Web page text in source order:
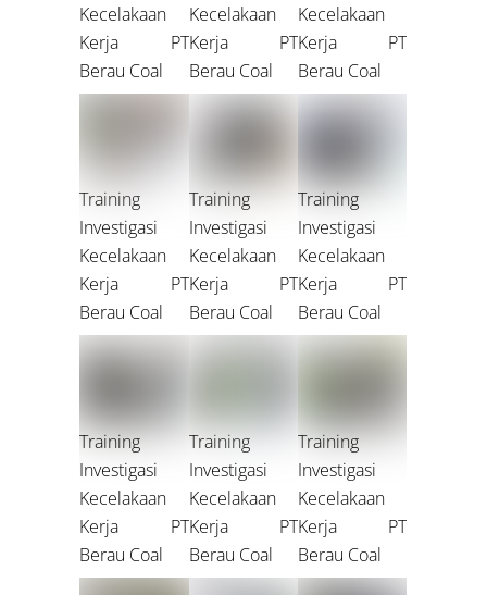
Kecelakaan
Kerja PT
Berau Coal
Kecelakaan
Kerja PT
Berau Coal
Kecelakaan
Kerja PT
Berau Coal
Training
Investigasi
Kecelakaan
Kerja PT
Berau Coal
Training
Investigasi
Kecelakaan
Kerja PT
Berau Coal
Training
Investigasi
Kecelakaan
Kerja PT
Berau Coal
Training
Investigasi
Kecelakaan
Kerja PT
Berau Coal
Training
Investigasi
Kecelakaan
Kerja PT
Berau Coal
Training
Investigasi
Kecelakaan
Kerja PT
Berau Coal